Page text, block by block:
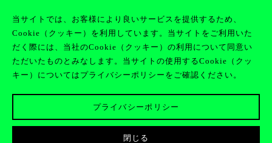
当サイトでは、お客様により良いサービスを提供するため、
Cookie（クッキー）を利用しています。当サイトをご利用いた
だく際には、当社のCookie（クッキー）の利用について同意い
ただいたものとみなします。当サイトの使用するCookie（クッ
キー）についてはプライバシーポリシーをご確認ください。
プライバシーポリシー
閉じる
JOIN
CLAN
EN